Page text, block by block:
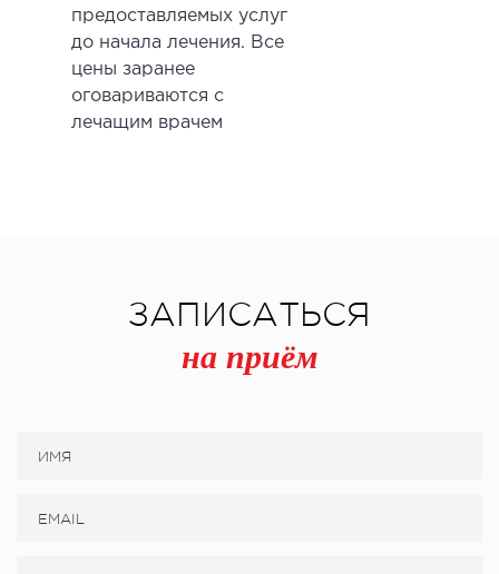
предоставляемых услуг
до начала лечения. Все
цены заранее
оговариваются с
лечащим врачем
ЗАПИСАТЬСЯ
на приём